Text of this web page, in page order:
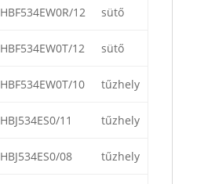
HBF534EW0R/12 sütő
HBF534EW0T/12 sütő
HBF534EW0T/10 tűzhely
HBJ534ES0/11 tűzhely
HBJ534ES0/08 tűzhely